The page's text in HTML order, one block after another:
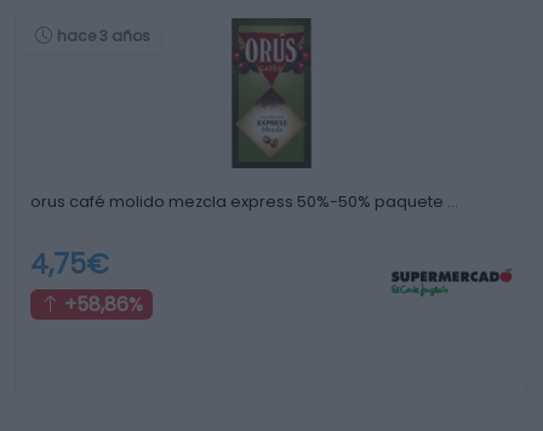
hace 3 años
orus café molido mezcla express 50%-50% paquete …
4,75€
+58,86%